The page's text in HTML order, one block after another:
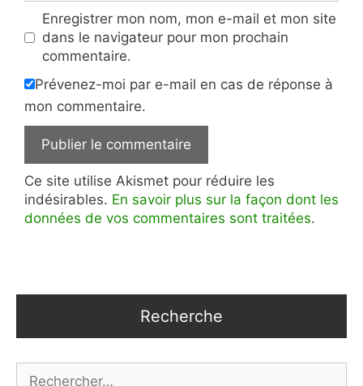
Enregistrer mon nom, mon e-mail et mon site
dans le navigateur pour mon prochain
commentaire.
Prévenez-moi par e-mail en cas de réponse à
mon commentaire.
Ce site utilise Akismet pour réduire les
indésirables. En savoir plus sur la façon dont les
données de vos commentaires sont traitées.
Recherche